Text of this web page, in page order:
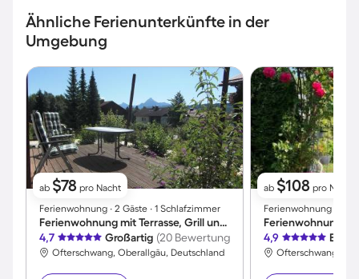
Ähnliche Ferienunterkünfte in der
Umgebung
ab $78 pro Nacht
Ferienwohnung ∙ 2 Gäste ∙ 1 Schlafzimmer
Ferienwohnung mit Terrasse, Grill und Garten | Neben dem Strand
4,7
Großartig (20 Bewertungen)
Ofterschwang, Oberallgäu, Deutschland
ab $108 pro Nacht
Ferienwohnung ∙ 4
Ferienwohnung
4,9
Ofterschwang,